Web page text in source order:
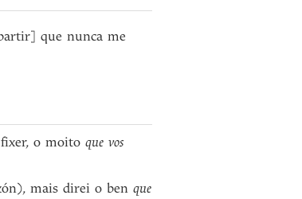
que nunca me
o moito que vos
mais direi o ben que